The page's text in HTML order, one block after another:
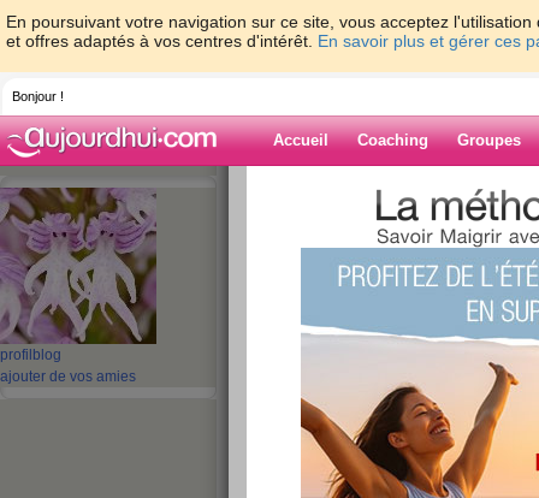
En poursuivant votre navigation sur ce site, vous acceptez
et offres adaptés à vos centres d'intérêt. En savoir plus et gérer ces
Bonjour !
Accueil Coaching Groupes
profil blog
ajouter de vos amies
> > Pas très
Blog de orionne
Pas très
publié le 18/04/2011 à 20:05
Bonjour mes